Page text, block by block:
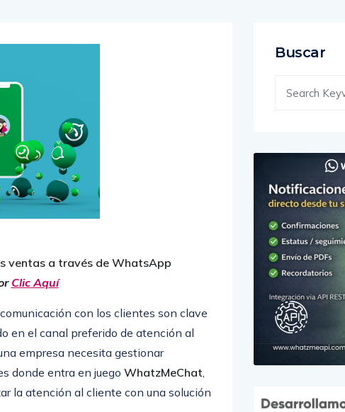
ventas a través de WhatsApp
Clic Aquí
con los clientes son clave
en el canal preferido de atención al
empresa necesita gestionar
donde entra en juego WhatzMeChat,
la atención al cliente con una solución
Buscar